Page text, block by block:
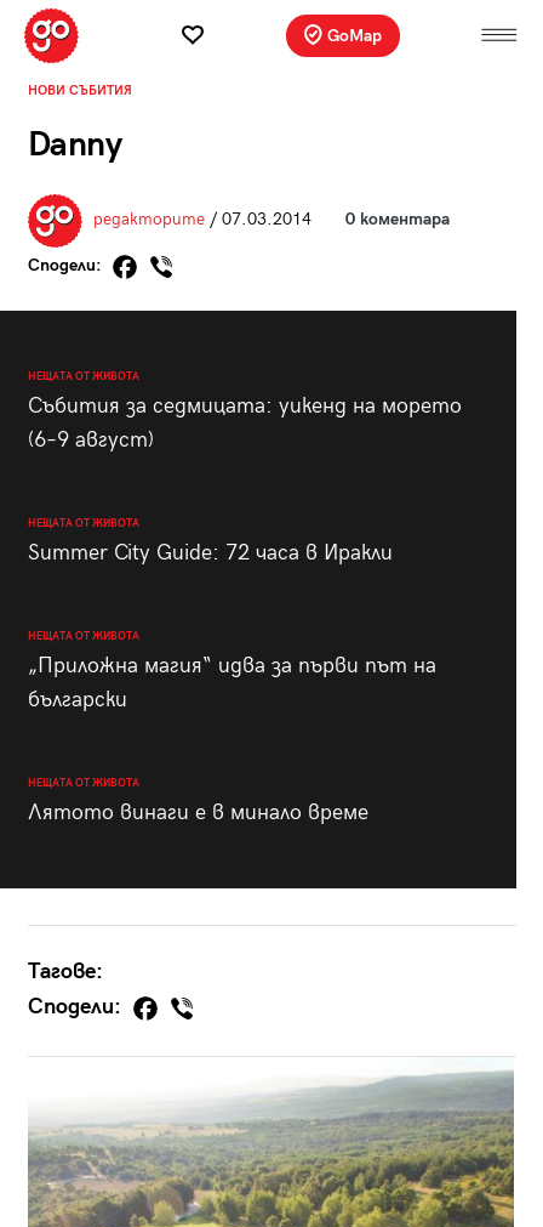
GoMap
НОВИ СЪБИТИЯ
Danny
редакторите/ 07.03.2014 0 коментара
Сподели:
НЕЩАТА ОТ ЖИВОТА
Събития за седмицата: уикенд на морето
(6–9 август)
НЕЩАТА ОТ ЖИВОТА
Summer City Guide: 72 часа в Иракли
НЕЩАТА ОТ ЖИВОТА
„Приложна магия“ идва за първи път на
български
НЕЩАТА ОТ ЖИВОТА
Лятото винаги е в минало време
Тагове:
Сподели: